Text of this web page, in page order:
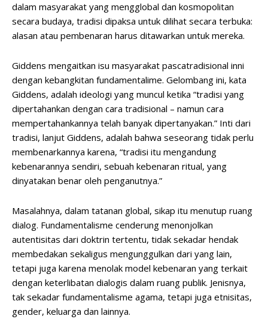
dalam masyarakat yang mengglobal dan kosmopolitan
secara budaya, tradisi dipaksa untuk dilihat secara terbuka:
alasan atau pembenaran harus ditawarkan untuk mereka.
Giddens mengaitkan isu masyarakat pascatradisional inni
dengan kebangkitan fundamentalime. Gelombang ini, kata
Giddens, adalah ideologi yang muncul ketika “tradisi yang
dipertahankan dengan cara tradisional – namun cara
mempertahankannya telah banyak dipertanyakan.” Inti dari
tradisi, lanjut Giddens, adalah bahwa seseorang tidak perlu
membenarkannya karena, “tradisi itu mengandung
kebenarannya sendiri, sebuah kebenaran ritual, yang
dinyatakan benar oleh penganutnya.”
Masalahnya, dalam tatanan global, sikap itu menutup ruang
dialog. Fundamentalisme cenderung menonjolkan
autentisitas dari doktrin tertentu, tidak sekadar hendak
membedakan sekaligus mengunggulkan dari yang lain,
tetapi juga karena menolak model kebenaran yang terkait
dengan keterlibatan dialogis dalam ruang publik. Jenisnya,
tak sekadar fundamentalisme agama, tetapi juga etnisitas,
gender, keluarga dan lainnya.